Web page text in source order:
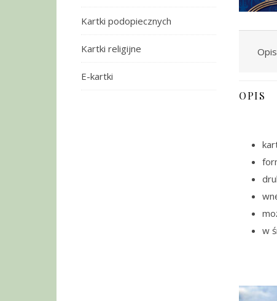
Kartki podopiecznych
Kartki religijne
E-kartki
Opis
OPIS
w